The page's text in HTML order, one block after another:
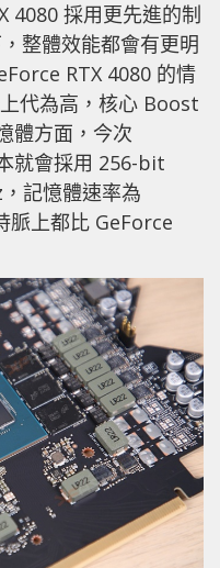
4080 採用更先進的制
整體效能都會有更明
RTX 4080 的情
代為高，核心 Boost
體方面，今次
就會採用 256-bit
記憶體速率為
脈上都比 GeForce